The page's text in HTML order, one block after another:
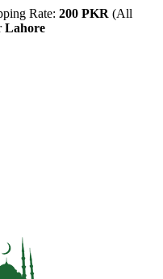
Rate: 200 PKR (All
Lahore